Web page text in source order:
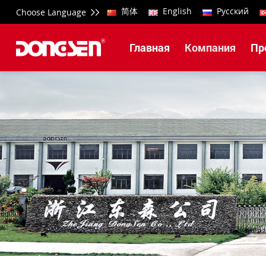
Choose Language 简体 English Русский
Главная Компания